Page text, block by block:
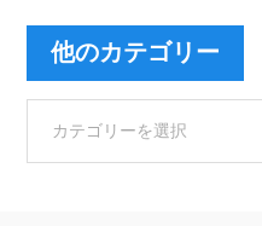
他のカテゴリー
カ